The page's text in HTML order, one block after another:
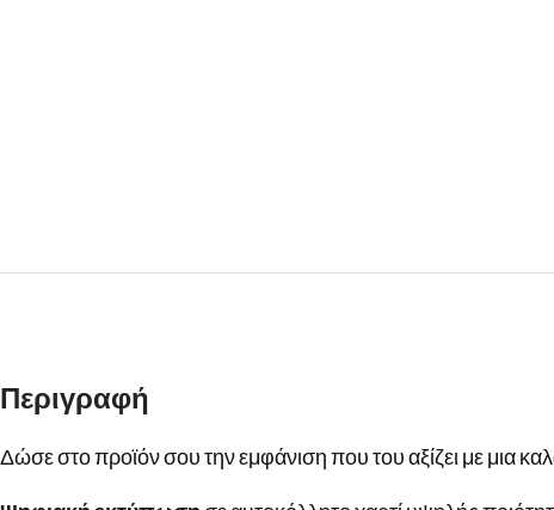
Περιγραφή
Δώσε στο προϊόν σου την εμφάνιση που του αξίζει με μια